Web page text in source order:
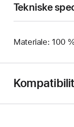
Tekniske
Materiale: 100